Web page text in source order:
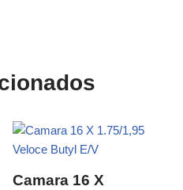
Camara 16 X